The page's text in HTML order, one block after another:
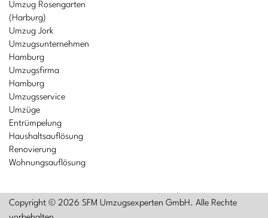
Umzug Rosengarten
(Harburg)
Umzug Jork
Umzugsunternehmen
Hamburg
Umzugsfirma
Hamburg
Umzugsservice
Umzüge
Entrümpelung
Haushaltsauflösung
Renovierung
Wohnungsauflösung
Copyright © 2026 SFM Umzugsexperten GmbH. Alle Rechte